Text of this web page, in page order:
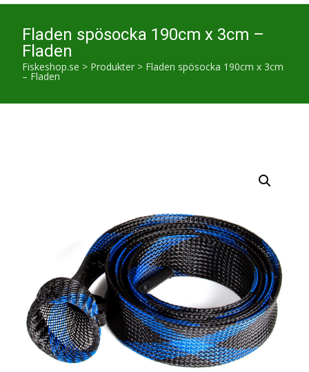
Fladen spösocka 190cm x 3cm –
Fladen
Fiskeshop.se > Produkter > Fladen spösocka 190cm x 3cm
– Fladen